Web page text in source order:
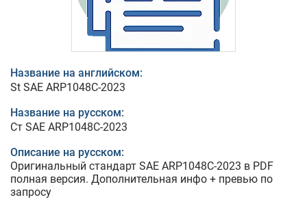
Название на английском:
St SAE ARP1048C-2023
Название на русском:
Ст SAE ARP1048C-2023
Описание на русском:
Оригинальный стандарт SAE ARP1048C-2023 в PDF
полная версия. Дополнительная инфо + превью по
запросу